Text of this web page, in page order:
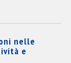
nelle
e